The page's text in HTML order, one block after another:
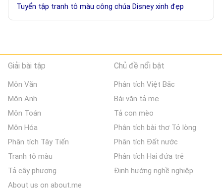
Tuyển tập tranh tô màu công chúa Disney xinh đẹp
Giải bài tập
Môn Văn
Môn Anh
Môn Toán
Môn Hóa
Phân tích Tây Tiến
Tranh tô màu
Tả cây phượng
About us on about.me
Chủ đề nổi bật
Phân tích Việt Bắc
Bài văn tả mẹ
Tả con mèo
Phân tích bài thơ Tỏ lòng
Phân tích Đất nước
Phân tích Hai đứa trẻ
Định hướng nghề nghiệp